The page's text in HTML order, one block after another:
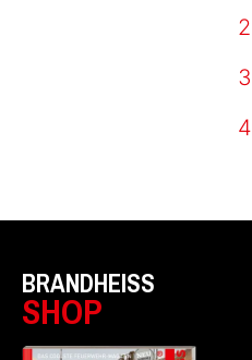
2
3
4
BRANDHEISS
SHOP